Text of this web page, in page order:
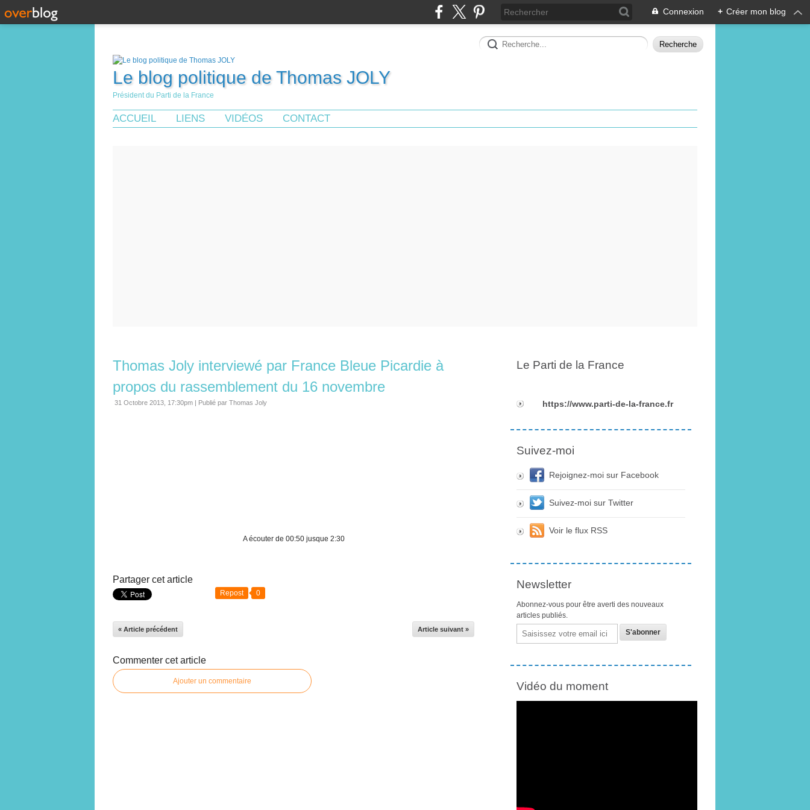
Connexion + Créer mon blog
Le blog politique de Thomas JOLY
Président du Parti de la France
ACCUEIL LIENS VIDÉOS CONTACT
Thomas Joly interviewé par France Bleue Picardie à
propos du rassemblement du 16 novembre
31 Octobre 2013, 17:30pm | Publié par Thomas Joly
A écouter de 00:50 jusque 2:30
Partager cet article
Repost 0
« Article précédent Article suivant »
Commenter cet article
Ajouter un commentaire
Le Parti de la France
https://www.parti-de-la-france.fr
Suivez-moi
Rejoignez-moi sur Facebook
Suivez-moi sur Twitter
Voir le flux RSS
Newsletter
Abonnez-vous pour être averti des nouveaux
articles publiés.
Email
Vidéo du moment